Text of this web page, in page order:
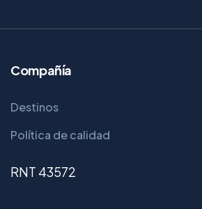
Compañía
Destinos
Política de calidad
RNT 43572